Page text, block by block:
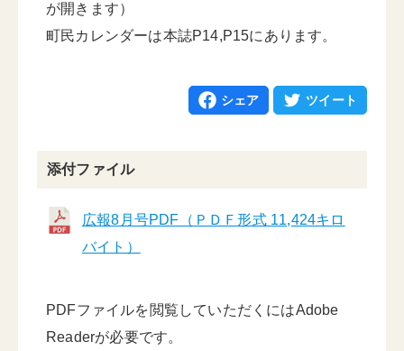
が開きます）
町民カレンダーは本誌P14,P15にあります。
シェア ツイート
添付ファイル
広報8月号PDF（ＰＤＦ形式 11,424キロ
バイト）
PDFファイルを閲覧していただくにはAdobe
Readerが必要です。